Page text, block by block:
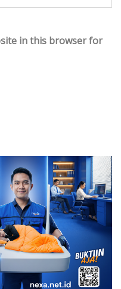
in this browser for